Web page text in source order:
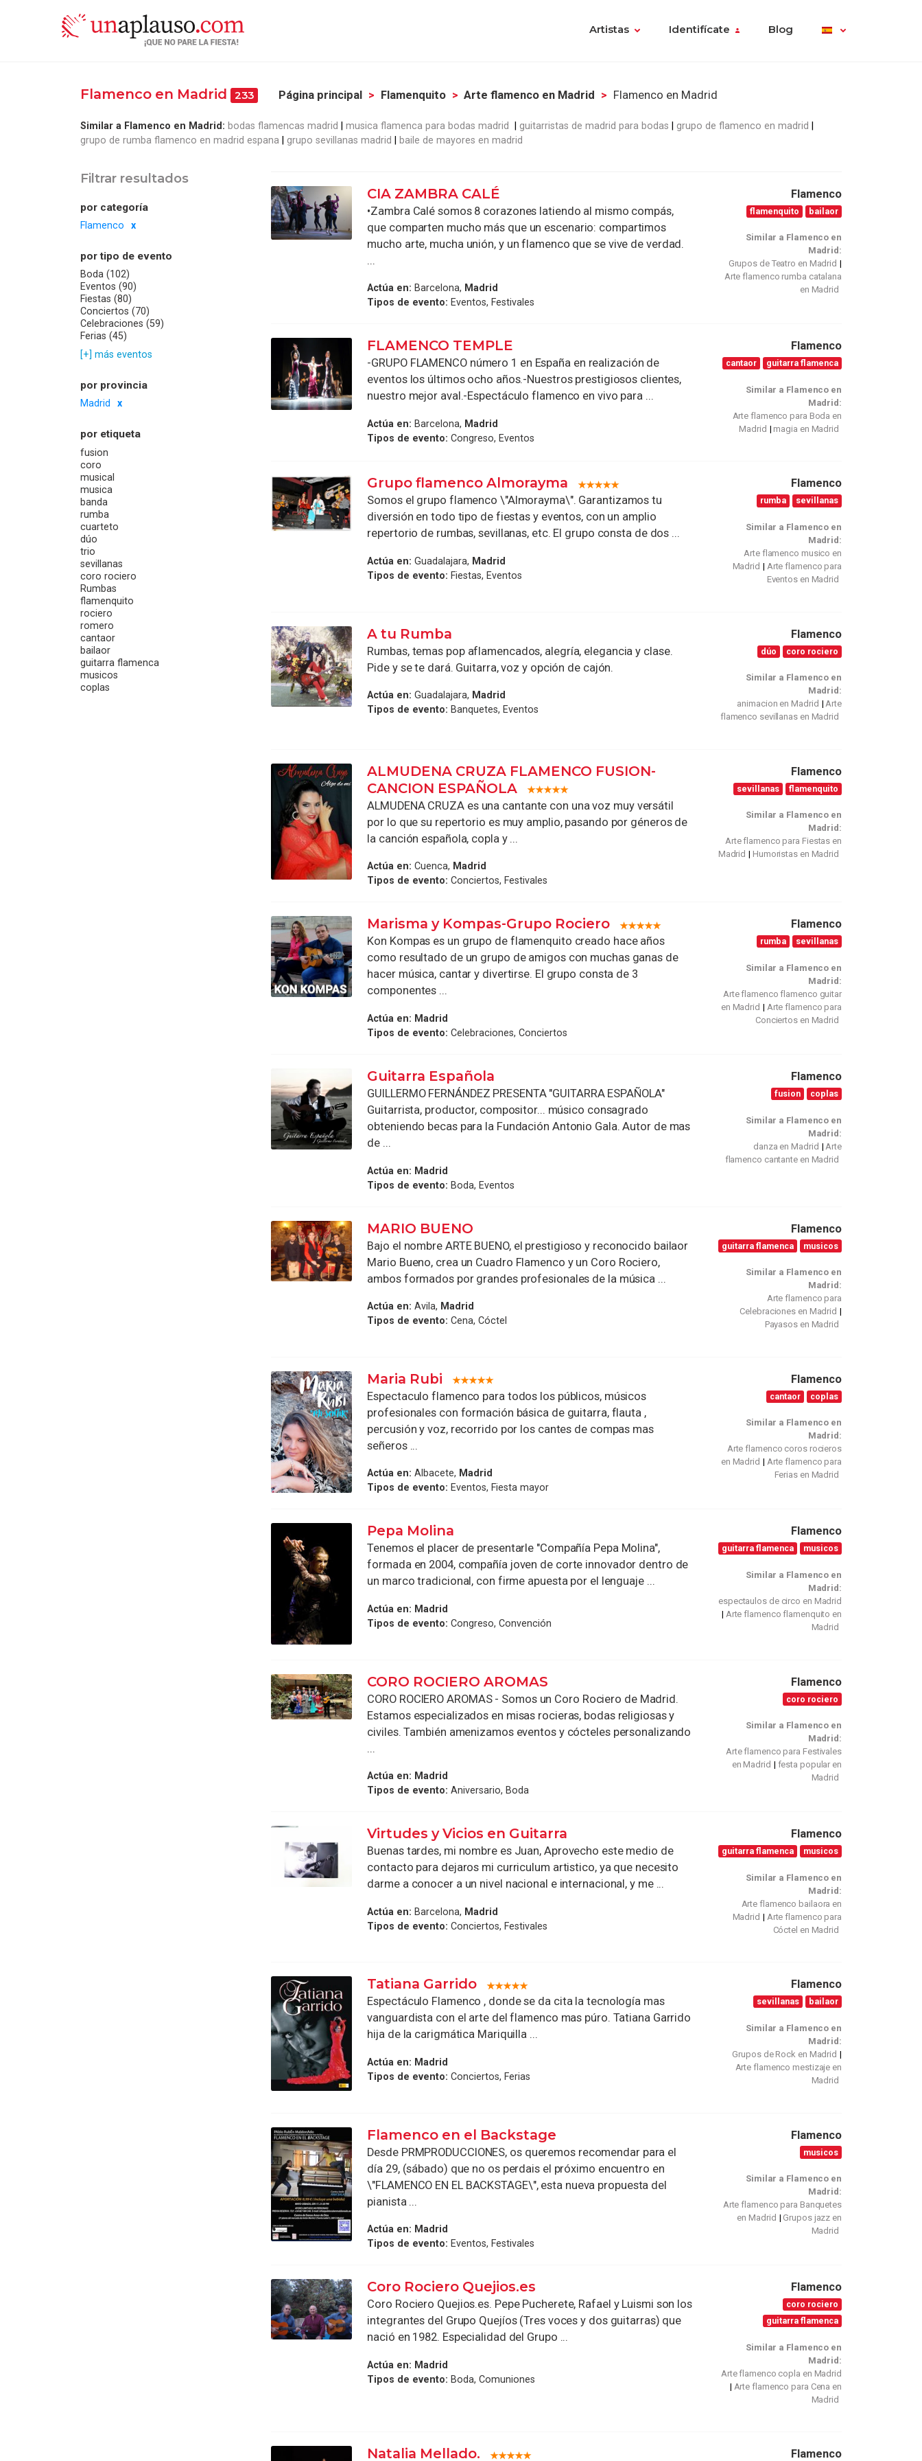
Artistas Identifícate Blog
Flamenco en Madrid 233 Página principal Flamenquito Arte flamenco en Madrid Flamenco en Madrid
Similar a Flamenco en Madrid: bodas flamencas madrid musica flamenca para bodas madrid guitarristas de madrid para bodas
grupo de flamenco en madrid
grupo de rumba flamenco en madrid espana
grupo sevillanas madrid baile de mayores en madrid
Filtrar resultados
por categoría
Flamenco
por tipo de evento
Boda (102)
Eventos (90)
Fiestas (80)
Conciertos (70)
Celebraciones (59)
Ferias (45)
[+] más eventos
por provincia
Madrid
por etiqueta
fusion
coro
musical
musica
banda
rumba
cuarteto
dúo
trio
sevillanas
coro rociero
Rumbas
flamenquito
rociero
romero
cantaor
bailaor
guitarra flamenca
musicos
coplas
CIA ZAMBRA CALÉ
•Zambra Calé somos 8 corazones latiendo al mismo compás,
que comparten mucho más que un escenario: compartimos
mucho arte, mucha unión, y un flamenco que se vive de verdad.
...
Actúa en: Barcelona, Madrid
Tipos de evento: Eventos, Festivales
Flamenco
flamenquito bailaor
Similar a Flamenco en
Madrid:
Grupos de Teatro en Madrid
Arte flamenco rumba catalana
en Madrid
FLAMENCO TEMPLE
-GRUPO FLAMENCO número 1 en España en realización de
eventos los últimos ocho años.-Nuestros prestigiosos clientes,
nuestro mejor aval.-Espectáculo flamenco en vivo para ...
Actúa en: Barcelona, Madrid
Tipos de evento: Congreso, Eventos
Flamenco
cantaor guitarra flamenca
Similar a Flamenco en
Madrid:
Arte flamenco para Boda en
Madrid
magia en Madrid
Grupo flamenco Almorayma
Somos el grupo flamenco \"Almorayma\". Garantizamos tu
diversión en todo tipo de fiestas y eventos, con un amplio
repertorio de rumbas, sevillanas, etc. El grupo consta de dos ...
Actúa en: Guadalajara, Madrid
Tipos de evento: Fiestas, Eventos
Flamenco
rumba sevillanas
Similar a Flamenco en
Madrid:
Arte flamenco musico en
Madrid
Arte flamenco para
Eventos en Madrid
A tu Rumba
Rumbas, temas pop aflamencados, alegría, elegancia y clase.
Pide y se te dará. Guitarra, voz y opción de cajón.
Actúa en: Guadalajara, Madrid
Tipos de evento: Banquetes, Eventos
Flamenco
dúo coro rociero
Similar a Flamenco en
Madrid:
animacion en Madrid
Arte
flamenco sevillanas en Madrid
ALMUDENA CRUZA FLAMENCO FUSION-
CANCION ESPAÑOLA
ALMUDENA CRUZA es una cantante con una voz muy versátil
por lo que su repertorio es muy amplio, pasando por géneros de
la canción española, copla y ...
Actúa en: Cuenca, Madrid
Tipos de evento: Conciertos, Festivales
Flamenco
sevillanas flamenquito
Similar a Flamenco en
Madrid:
Arte flamenco para Fiestas en
Madrid
Humoristas en Madrid
Marisma y Kompas-Grupo Rociero
Kon Kompas es un grupo de flamenquito creado hace años
como resultado de un grupo de amigos con muchas ganas de
hacer música, cantar y divertirse. El grupo consta de 3
componentes ...
Actúa en: Madrid
Tipos de evento: Celebraciones, Conciertos
Flamenco
rumba sevillanas
Similar a Flamenco en
Madrid:
Arte flamenco flamenco guitar
en Madrid
Arte flamenco para
Conciertos en Madrid
Guitarra Española
GUILLERMO FERNÁNDEZ PRESENTA "GUITARRA ESPAÑOLA"
Guitarrista, productor, compositor... músico consagrado
obteniendo becas para la Fundación Antonio Gala. Autor de mas
de ...
Actúa en: Madrid
Tipos de evento: Boda, Eventos
Flamenco
fusion coplas
Similar a Flamenco en
Madrid:
danza en Madrid
Arte
flamenco cantante en Madrid
MARIO BUENO
Bajo el nombre ARTE BUENO, el prestigioso y reconocido bailaor
Mario Bueno, crea un Cuadro Flamenco y un Coro Rociero,
ambos formados por grandes profesionales de la música ...
Actúa en: Avila, Madrid
Tipos de evento: Cena, Cóctel
Flamenco
guitarra flamenca musicos
Similar a Flamenco en
Madrid:
Arte flamenco para
Celebraciones en Madrid
Payasos en Madrid
Maria Rubi
Espectaculo flamenco para todos los públicos, músicos
profesionales con formación básica de guitarra, flauta ,
percusión y voz, recorrido por los cantes de compas mas
señeros ...
Actúa en: Albacete, Madrid
Tipos de evento: Eventos, Fiesta mayor
Flamenco
cantaor coplas
Similar a Flamenco en
Madrid:
Arte flamenco coros rocieros
en Madrid
Arte flamenco para
Ferias en Madrid
Pepa Molina
Tenemos el placer de presentarle "Compañía Pepa Molina",
formada en 2004, compañía joven de corte innovador dentro de
un marco tradicional, con firme apuesta por el lenguaje ...
Actúa en: Madrid
Tipos de evento: Congreso, Convención
Flamenco
guitarra flamenca musicos
Similar a Flamenco en
Madrid:
espectaulos de circo en Madrid
Arte flamenco flamenquito en
Madrid
CORO ROCIERO AROMAS
CORO ROCIERO AROMAS - Somos un Coro Rociero de Madrid.
Estamos especializados en misas rocieras, bodas religiosas y
civiles. También amenizamos eventos y cócteles personalizando
...
Actúa en: Madrid
Tipos de evento: Aniversario, Boda
Flamenco
coro rociero
Similar a Flamenco en
Madrid:
Arte flamenco para Festivales
en Madrid
festa popular en
Madrid
Virtudes y Vicios en Guitarra
Buenas tardes, mi nombre es Juan, Aprovecho este medio de
contacto para dejaros mi curriculum artistico, ya que necesito
darme a conocer a un nivel nacional e internacional, y me ...
Actúa en: Barcelona, Madrid
Tipos de evento: Conciertos, Festivales
Flamenco
guitarra flamenca musicos
Similar a Flamenco en
Madrid:
Arte flamenco bailaora en
Madrid
Arte flamenco para
Cóctel en Madrid
Tatiana Garrido
Espectáculo Flamenco , donde se da cita la tecnología mas
vanguardista con el arte del flamenco mas púro. Tatiana Garrido
hija de la carigmática Mariquilla ...
Actúa en: Madrid
Tipos de evento: Conciertos, Ferias
Flamenco
sevillanas bailaor
Similar a Flamenco en
Madrid:
Grupos de Rock en Madrid
Arte flamenco mestizaje en
Madrid
Flamenco en el Backstage
Desde PRMPRODUCCIONES, os queremos recomendar para el
día 29, (sábado) que no os perdais el próximo encuentro en
\"FLAMENCO EN EL BACKSTAGE\", esta nueva propuesta del
pianista ...
Actúa en: Madrid
Tipos de evento: Eventos, Festivales
Flamenco
musicos
Similar a Flamenco en
Madrid:
Arte flamenco para Banquetes
en Madrid
Grupos jazz en
Madrid
Coro Rociero Quejios.es
Coro Rociero Quejios.es. Pepe Pucherete, Rafael y Luismi son los
integrantes del Grupo Quejíos (Tres voces y dos guitarras) que
nació en 1982. Especialidad del Grupo ...
Actúa en: Madrid
Tipos de evento: Boda, Comuniones
Flamenco
coro rociero
guitarra flamenca
Similar a Flamenco en
Madrid:
Arte flamenco copla en Madrid
Arte flamenco para Cena en
Madrid
Natalia Mellado. Flamenco